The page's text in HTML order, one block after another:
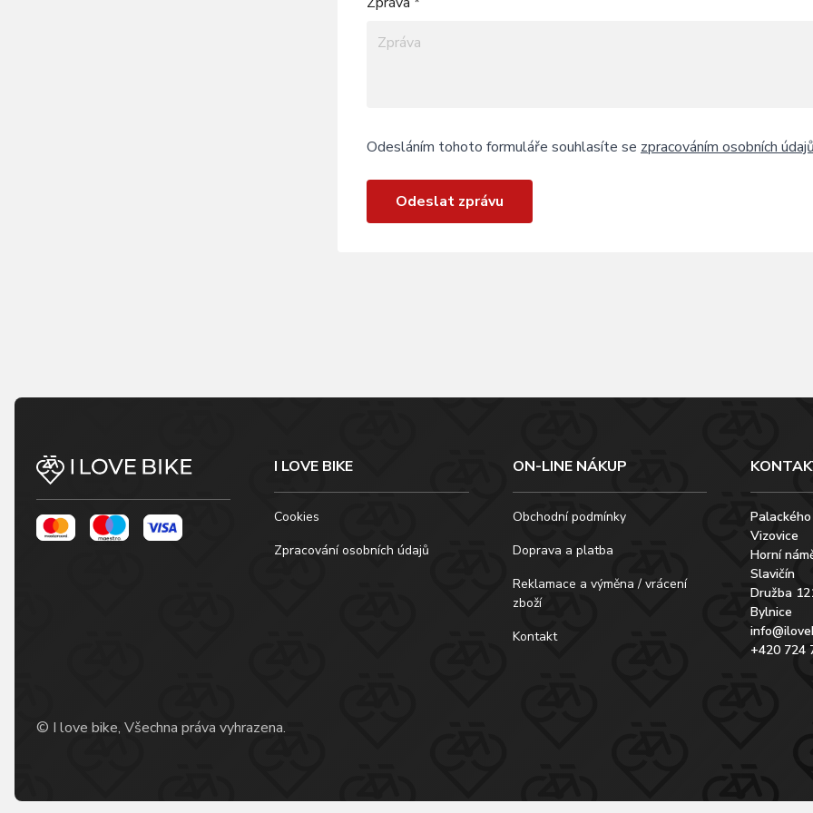
Odesláním tohoto formuláře souhlasíte se zpracováním osobních
Odeslat zprávu
I LOVE BIKE
Cookies
Zpracování osobních údajů
ON-LINE NÁKUP
Obchodní podmínky
Doprava a platba
Reklamace a výměna / vrácení
zboží
Kontakt
Vizovice
Horní
Slavičín
Družba
Bylnice
+420 724
© I love bike, Všechna práva vyhrazena.